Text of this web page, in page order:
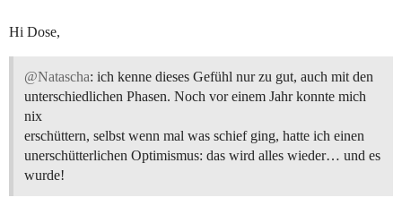
Hi Dose,
@Natascha: ich kenne dieses Gefühl nur zu gut, auch mit den
unterschiedlichen Phasen. Noch vor einem Jahr konnte mich
nix
erschüttern, selbst wenn mal was schief ging, hatte ich einen
unerschütterlichen Optimismus: das wird alles wieder… und es
wurde!